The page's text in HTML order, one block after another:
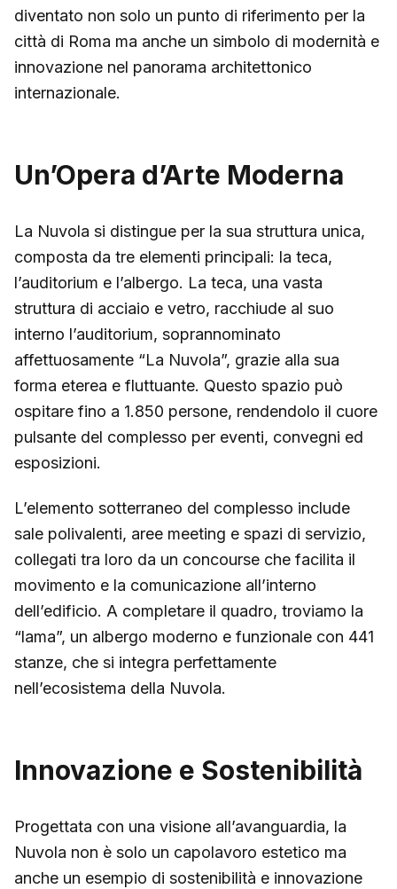
diventato non solo un punto di riferimento per la
città di Roma ma anche un simbolo di modernità e
innovazione nel panorama architettonico
internazionale.
Un’Opera d’Arte Moderna
La Nuvola si distingue per la sua struttura unica,
composta da tre elementi principali: la teca,
l’auditorium e l’albergo. La teca, una vasta
struttura di acciaio e vetro, racchiude al suo
interno l’auditorium, soprannominato
affettuosamente “La Nuvola”, grazie alla sua
forma eterea e fluttuante. Questo spazio può
ospitare fino a 1.850 persone, rendendolo il cuore
pulsante del complesso per eventi, convegni ed
esposizioni.
L’elemento sotterraneo del complesso include
sale polivalenti, aree meeting e spazi di servizio,
collegati tra loro da un concourse che facilita il
movimento e la comunicazione all’interno
dell’edificio. A completare il quadro, troviamo la
“lama”, un albergo moderno e funzionale con 441
stanze, che si integra perfettamente
nell’ecosistema della Nuvola.
Innovazione e Sostenibilità
Progettata con una visione all’avanguardia, la
Nuvola non è solo un capolavoro estetico ma
anche un esempio di sostenibilità e innovazione